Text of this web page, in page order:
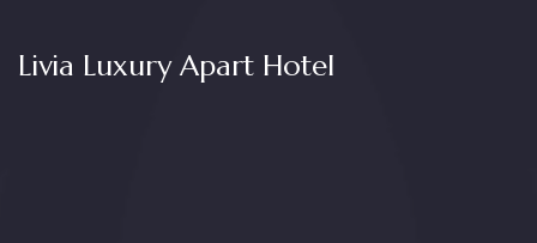
Livia Luxury Apart Hotel